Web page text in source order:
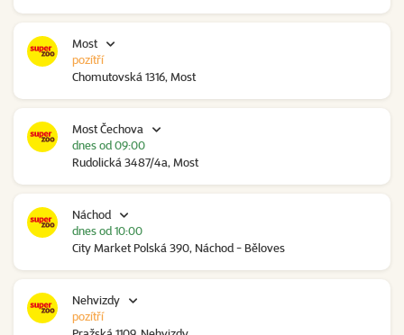
Most
Chomutovská 1316, Most
pozítří
Most Čechova
Rudolická 3487/4a, Most
dnes od 09:00
Náchod
City Market Polská 390, Náchod - Běloves
dnes od 10:00
Nehvizdy
pozítří